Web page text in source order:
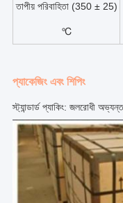
তাপীয় পরিবাহিতা (350 ± 25)
℃
প্যাকেজিং এবং শিপিং
স্ট্যান্ডার্ড প্যাকিং: জলরোধী